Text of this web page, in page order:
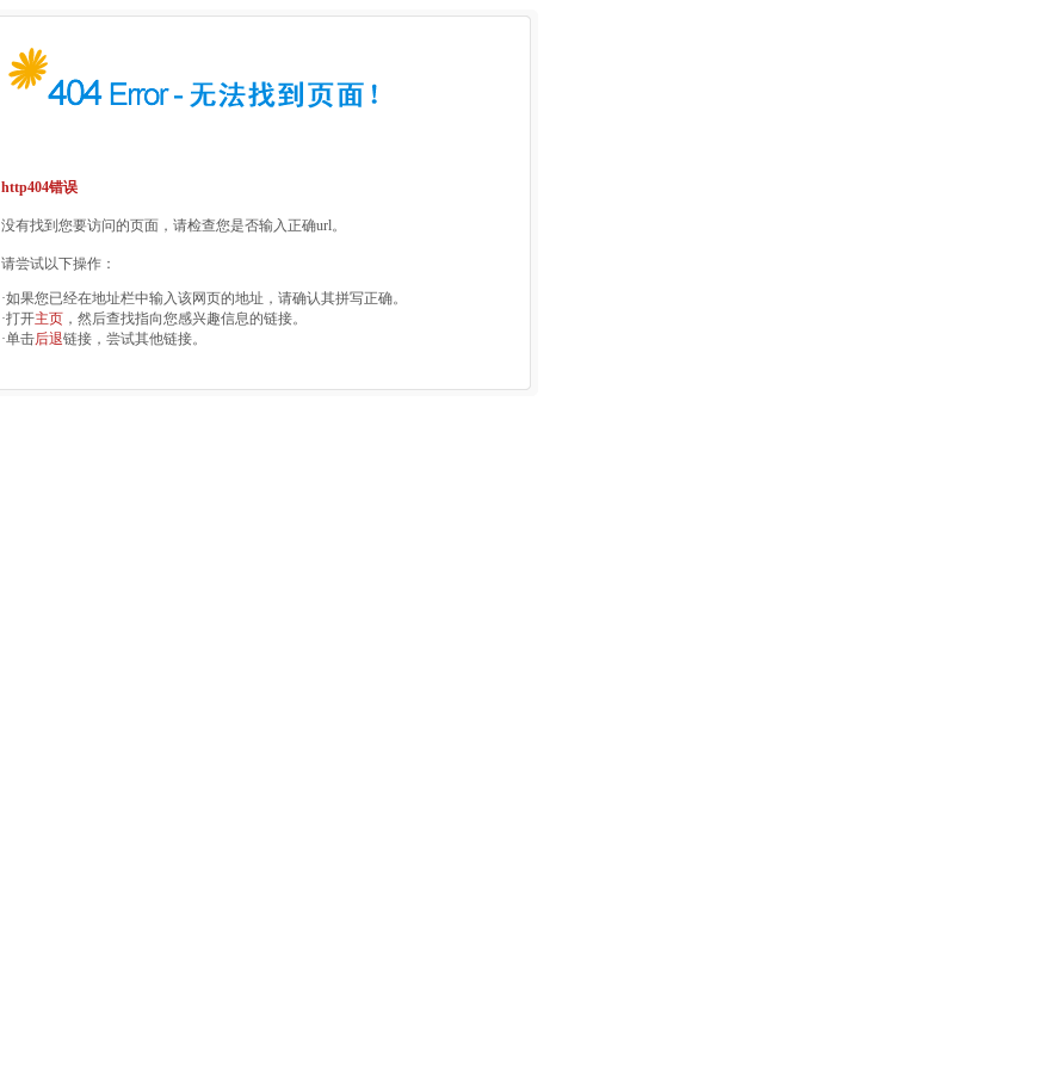
http404错误
没有找到您要访问的页面，请检查您是否输入正确url。
请尝试以下操作：
·如果您已经在地址栏中输入该网页的地址，请确认其拼写正确。
·打开主页 ，然后查找指向您感兴趣信息的链接。
·单击后退链接，尝试其他链接。